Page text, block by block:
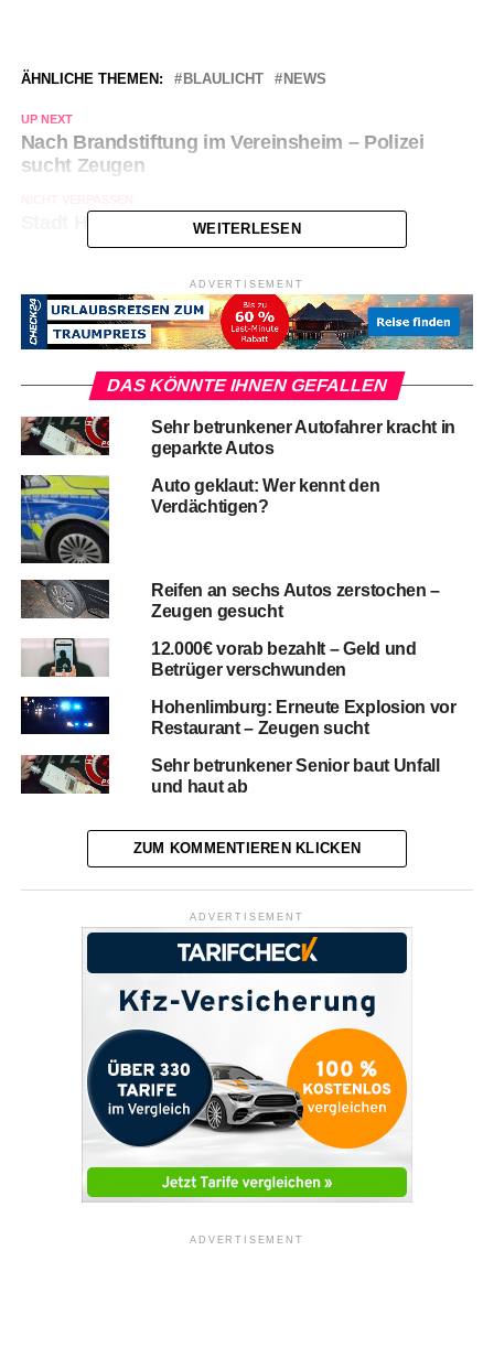
ÄHNLICHE THEMEN: BLAULICHT NEWS
UP NEXT
Nach Brandstiftung im Vereinsheim – Polizei
sucht Zeugen
Stadt Hagen startet neue Internetseite
WEITERLESEN
ADVERTISEMENT
DAS KÖNNTE IHNEN GEFALLEN
Sehr betrunkener Autofahrer kracht in
geparkte Autos
Auto geklaut: Wer kennt den
Verdächtigen?
Reifen an sechs Autos zerstochen –
Zeugen gesucht
12.000€ vorab bezahlt – Geld und
Betrüger verschwunden
Hohenlimburg: Erneute Explosion vor
Restaurant – Zeugen sucht
Sehr betrunkener Senior baut Unfall
und haut ab
ZUM KOMMENTIEREN KLICKEN
ADVERTISEMENT
ADVERTISEMENT